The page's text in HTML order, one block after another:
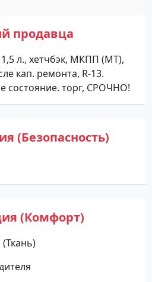
продавца
1,5 л., хетчбэк, МКПП (МТ),
кап. ремонта, R-13.
состояние. торг, СРОЧНО!
(Безопасность)
(Комфорт)